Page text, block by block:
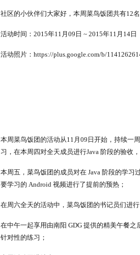
社区的小伙伴们大家好，本周菜鸟饭团共有12
活动时间：2015年11月09日 ~ 2015年11月14日
活动照片：https://plus.google.com/b/
本周菜鸟饭团的活动从11月09日开始，持续一
习，在本周四对全天成员进行Java 阶段的验收
本周五，菜鸟饭团的成员对在 Java 阶段的学
要学习的 Android 视频进行了提前的预热；
在周六全天的活动中，菜鸟饭团的书记员们进
在中午一起享用由南阳 GDG 提供的精美午餐
针对性的练习；